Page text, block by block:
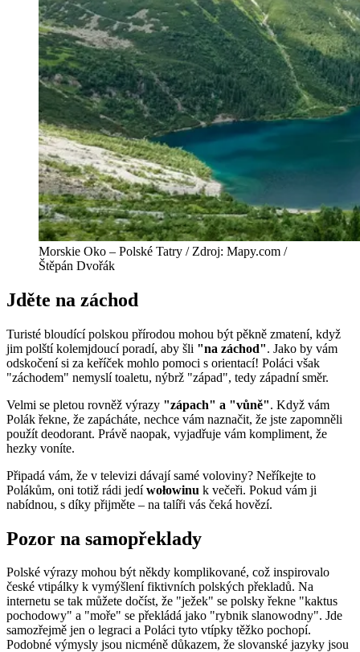
Morskie Oko – Polské Tatry / Zdroj: Mapy.com /
Štěpán Dvořák
Jděte na záchod
Turisté bloudící polskou přírodou mohou být pěkně zmatení, když
jim polští kolemjdoucí poradí, aby šli "na záchod". Jako by vám
odskočení si za keříček mohlo pomoci s orientací! Poláci však
"záchodem" nemyslí toaletu, nýbrž "západ", tedy západní směr.
Velmi se pletou rovněž výrazy "zápach" a "vůně". Když vám
Polák řekne, že zapácháte, nechce vám naznačit, že jste zapomněli
použít deodorant. Právě naopak, vyjadřuje vám kompliment, že
hezky voníte.
Připadá vám, že v televizi dávají samé voloviny? Neříkejte to
Polákům, oni totiž rádi jedíwołowinu k večeři. Pokud vám ji
nabídnou, s díky přijměte – na talíři vás čeká hovězí.
Pozor na samopřeklady
Polské výrazy mohou být někdy komplikované, což inspirovalo
české vtipálky k vymýšlení fiktivních polských překladů. Na
internetu se tak můžete dočíst, že "ježek" se polsky řekne "kaktus
pochodowy" a "moře" se překládá jako "rybnik slanowodny". Jde
samozřejmě jen o legraci a Poláci tyto vtípky těžko pochopí.
Podobné výmysly jsou nicméně důkazem, že slovanské jazyky jsou